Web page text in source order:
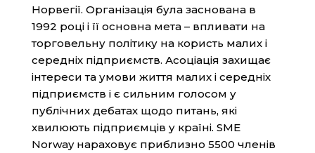
Норвегії. Організація була заснована в
1992 році і її основна мета – впливати на
торговельну політику на користь малих і
середніх підприємств. Асоціація захищає
інтереси та умови життя малих і середніх
підприємств і є сильним голосом у
публічних дебатах щодо питань, які
хвилюють підприємців у країні. SME
Norway нараховує приблизно 5500 членів